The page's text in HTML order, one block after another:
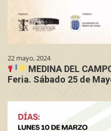
22 mayo, 2024
MEDINA DEL
Feria. Sábado 25 de